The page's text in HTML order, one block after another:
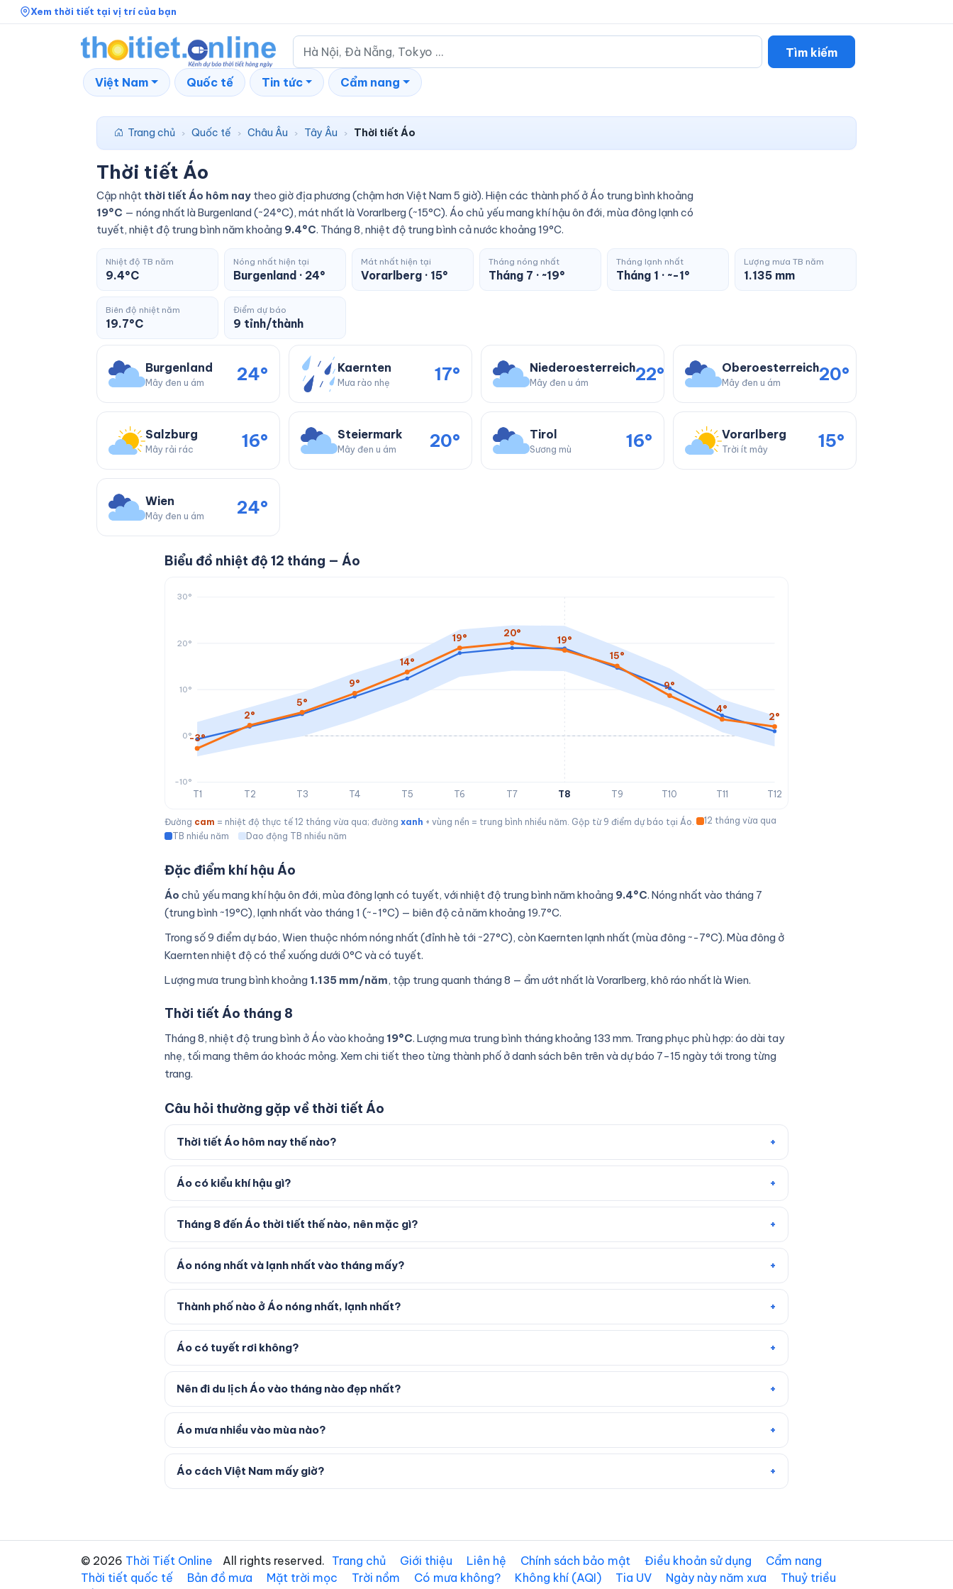
Xem thời tiết tại vị trí của bạn
Tìm kiếm
Việt Nam Quốc tế Tin tức Cẩm nang
Trang chủ › Quốc tế › Châu Âu › Tây Âu › Thời tiết Áo
Thời tiết Áo
Cập nhật thời tiết Áo hôm nay theo giờ địa phương (chậm hơn Việt Nam 5 giờ). Hiện các thành phố ở Áo trung bình khoảng
19°C — nóng nhất là Burgenland (~24°C), mát nhất là Vorarlberg (~15°C). Áo chủ yếu mang khí hậu ôn đới, mùa đông lạnh có
tuyết, nhiệt độ trung bình năm khoảng 9.4°C. Tháng 8, nhiệt độ trung bình cả nước khoảng 19°C.
Nhiệt độ TB năm
9.4°C
Nóng nhất hiện tại
Burgenland · 24°
Mát nhất hiện tại
Vorarlberg · 15°
Tháng nóng nhất
Tháng 7 · ~19°
Tháng lạnh nhất
Tháng 1 · ~-1°
Lượng mưa TB năm
1.135 mm
Biên độ nhiệt năm
19.7°C
Điểm dự báo
9 tỉnh/thành
Burgenland
Mây đen u ám 24° Kaernten
Mưa rào nhẹ 17° Niederoesterreich
Mây đen u ám 22° Oberoesterreich
Mây đen u ám 20°
Salzburg
Mây rải rác 16° Steiermark
Mây đen u ám 20° Tirol
Sương mù 16° Vorarlberg
Trời ít mây 15°
Wien
Mây đen u ám 24°
Biểu đồ nhiệt độ 12 tháng — Áo
-10°
0°
10°
20°
30°
-3°
2°
5°
9°
14°
19° 20°
19°
15°
9°
4°
2°
T1 T2 T3 T4 T5 T6 T7 T8 T9 T10 T11 T12
Đường cam = nhiệt độ thực tế 12 tháng vừa qua; đường xanh + vùng nền = trung bình nhiều năm. Gộp từ 9 điểm dự báo tại Áo.
12 tháng vừa qua
TB nhiều năm
Dao động TB nhiều năm
Đặc điểm khí hậu Áo
Áo chủ yếu mang khí hậu ôn đới, mùa đông lạnh có tuyết, với nhiệt độ trung bình năm khoảng 9.4°C. Nóng nhất vào tháng 7
(trung bình ~19°C), lạnh nhất vào tháng 1 (~-1°C) — biên độ cả năm khoảng 19.7°C.
Trong số 9 điểm dự báo, Wien thuộc nhóm nóng nhất (đỉnh hè tới ~27°C), còn Kaernten lạnh nhất (mùa đông ~-7°C). Mùa đông ở
Kaernten nhiệt độ có thể xuống dưới 0°C và có tuyết.
Lượng mưa trung bình khoảng 1.135 mm/năm, tập trung quanh tháng 8 — ẩm ướt nhất là Vorarlberg, khô ráo nhất là Wien.
Thời tiết Áo tháng 8
Tháng 8, nhiệt độ trung bình ở Áo vào khoảng 19°C. Lượng mưa trung bình tháng khoảng 133 mm. Trang phục phù hợp: áo dài tay
nhẹ, tối mang thêm áo khoác mỏng. Xem chi tiết theo từng thành phố ở danh sách bên trên và dự báo 7–15 ngày tới trong từng
trang.
Câu hỏi thường gặp về thời tiết Áo
Thời tiết Áo hôm nay thế nào?
Áo có kiểu khí hậu gì?
Tháng 8 đến Áo thời tiết thế nào, nên mặc gì?
Áo nóng nhất và lạnh nhất vào tháng mấy?
Thành phố nào ở Áo nóng nhất, lạnh nhất?
Áo có tuyết rơi không?
Nên đi du lịch Áo vào tháng nào đẹp nhất?
Áo mưa nhiều vào mùa nào?
Áo cách Việt Nam mấy giờ?
© 2026 Thời Tiết Online All rights reserved. Trang chủ Giới thiệu Liên hệ Chính sách bảo mật Điều khoản sử dụng
Cẩm nang
Thời tiết quốc tế
Bản đồ mưa Mặt trời mọc Trời nồm Có mưa không? Không khí (AQI) Tia UV Ngày này năm xưa
Thuỷ triều